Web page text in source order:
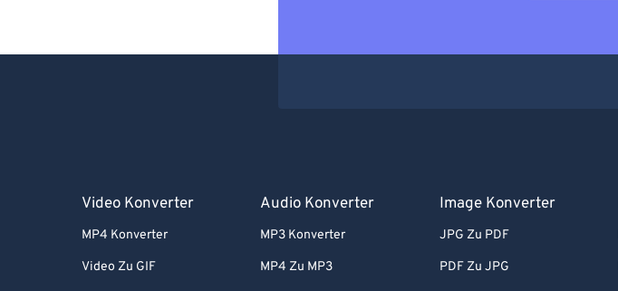
Video Konverter
MP4 Konverter
Video Zu GIF
Audio Konverter
MP3 Konverter
MP4 Zu MP3
Image Konverter
JPG Zu PDF
PDF Zu JPG